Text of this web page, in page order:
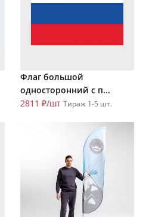
Флаг большой
односторонний с п...
2811 ₽/шт Тираж 1-5 шт.